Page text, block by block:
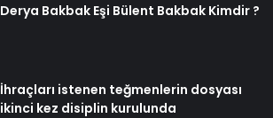
Derya Bakbak Eşi Bülent Bakbak Kimdir ?
İhraçları istenen teğmenlerin dosyası
ikinci kez disiplin kurulunda